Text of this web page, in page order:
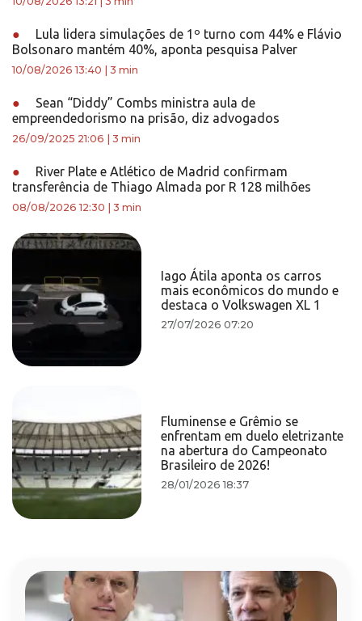
●
Lula lidera simulações de 1º turno com 44% e Flávio
Bolsonaro mantém 40%, aponta pesquisa Palver
10/08/2026 13:40 3 min
●
Sean “Diddy” Combs ministra aula de
empreendedorismo na prisão, diz advogados
26/09/2025 21:06 3 min
●
River Plate e Atlético de Madrid confirmam
transferência de Thiago Almada por R 128 milhões
08/08/2026 12:30 3 min
Iago Átila aponta os carros
mais econômicos do mundo e
destaca o Volkswagen XL 1
27/07/2026 07:20
Fluminense e Grêmio se
enfrentam em duelo eletrizante
na abertura do Campeonato
Brasileiro de 2026!
28/01/2026 18:37